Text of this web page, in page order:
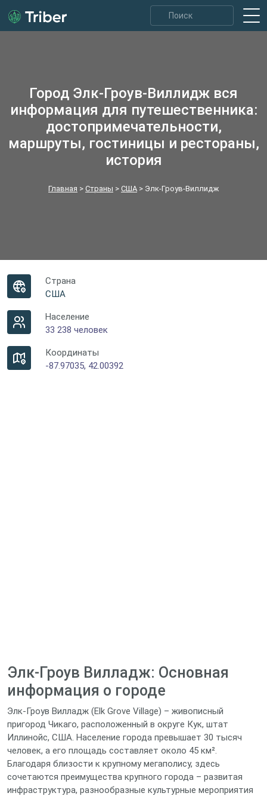
Город Элк‑Гроув‑Виллидж вся
информация для путешественника:
достопримечательности,
маршруты, гостиницы и рестораны,
история
Главная > Страны > США > Элк‑Гроув‑Виллидж
Страна
США
Население
33 238 человек
Координаты
-87.97035, 42.00392
Элк‑Гроув Вилладж: Основная
информация о городе
Элк‑Гроув Вилладж (Elk Grove Village) – живописный
пригород Чикаго, расположенный в округе Кук, штат
Иллинойс, США. Население города превышает 30 тысяч
человек, а его площадь составляет около 45 км².
Благодаря близости к крупному мегаполису, здесь
сочетаются преимущества крупного города – развитая
инфраструктура, разнообразные культурные мероприятия